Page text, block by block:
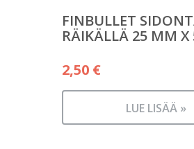
FINBULLET
RÄIKÄLLÄ 25 MM X
2,50 €
LUE LISÄÄ »